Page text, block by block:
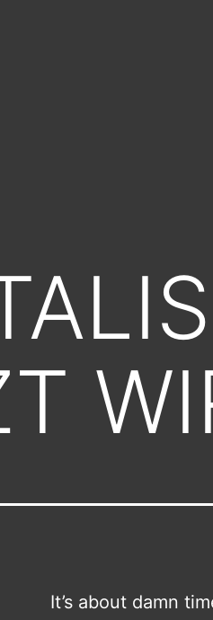
It’s about damn